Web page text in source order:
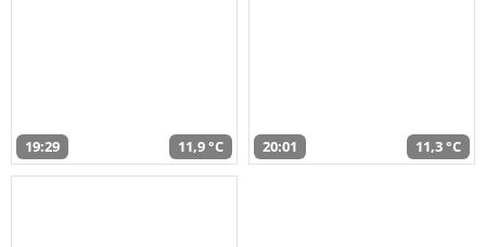
19:29 11,9 °C 20:01 11,3 °C